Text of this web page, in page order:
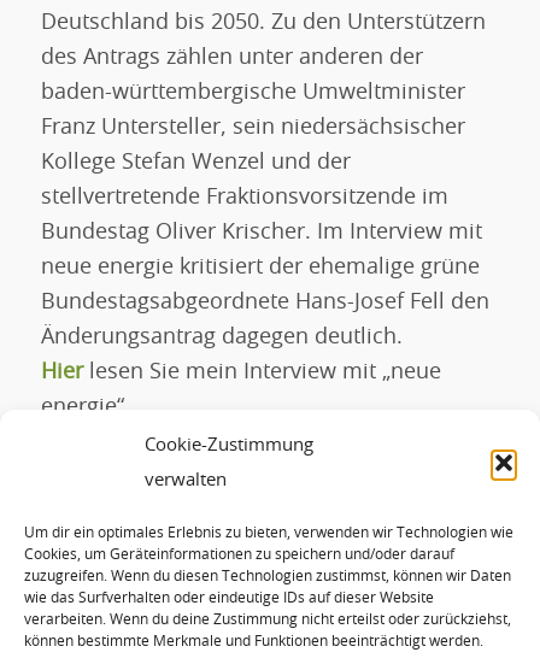
Cookie-Zustimmung
verwalten
Um dir ein optimales Erlebnis zu bieten, verwenden wir Technologien wie
Cookies, um Geräteinformationen zu speichern und/oder darauf
zuzugreifen. Wenn du diesen Technologien zustimmst, können wir Daten
wie das Surfverhalten oder eindeutige IDs auf dieser Website
verarbeiten. Wenn du deine Zustimmung nicht erteilst oder zurückziehst,
können bestimmte Merkmale und Funktionen beeinträchtigt werden.
Deutschland bis 2050. Zu den Unterstützern
des Antrags zählen unter anderen der
baden-württembergische Umweltminister
Franz Untersteller, sein niedersächsischer
Kollege Stefan Wenzel und der
stellvertretende Fraktionsvorsitzende im
Bundestag Oliver Krischer. Im Interview mit
neue energie kritisiert der ehemalige grüne
Bundestagsabgeordnete Hans-Josef Fell den
Änderungsantrag dagegen deutlich.
Hierlesen Sie mein Interview mit „neue
energie“.
Mehr dazu in meiner Schlagzeile vom 6.
November.
Eintrag teilen